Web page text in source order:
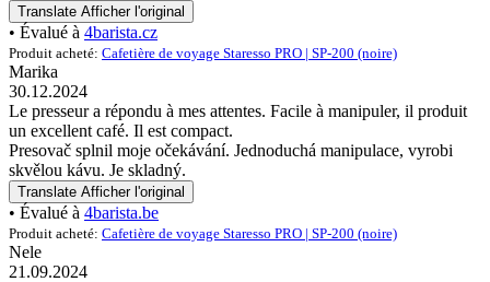
Translate Afficher l'original
• Évalué à 4barista.cz
Produit acheté: Cafetière de voyage Staresso PRO | SP-200 (noire)
Marika
30.12.2024
Le presseur a répondu à mes attentes. Facile à manipuler, il produit
un excellent café. Il est compact.
Presovač splnil moje očekávání. Jednoduchá manipulace, vyrobi
skvělou kávu. Je skladný.
Translate Afficher l'original
• Évalué à 4barista.be
Produit acheté: Cafetière de voyage Staresso PRO | SP-200 (noire)
Nele
21.09.2024